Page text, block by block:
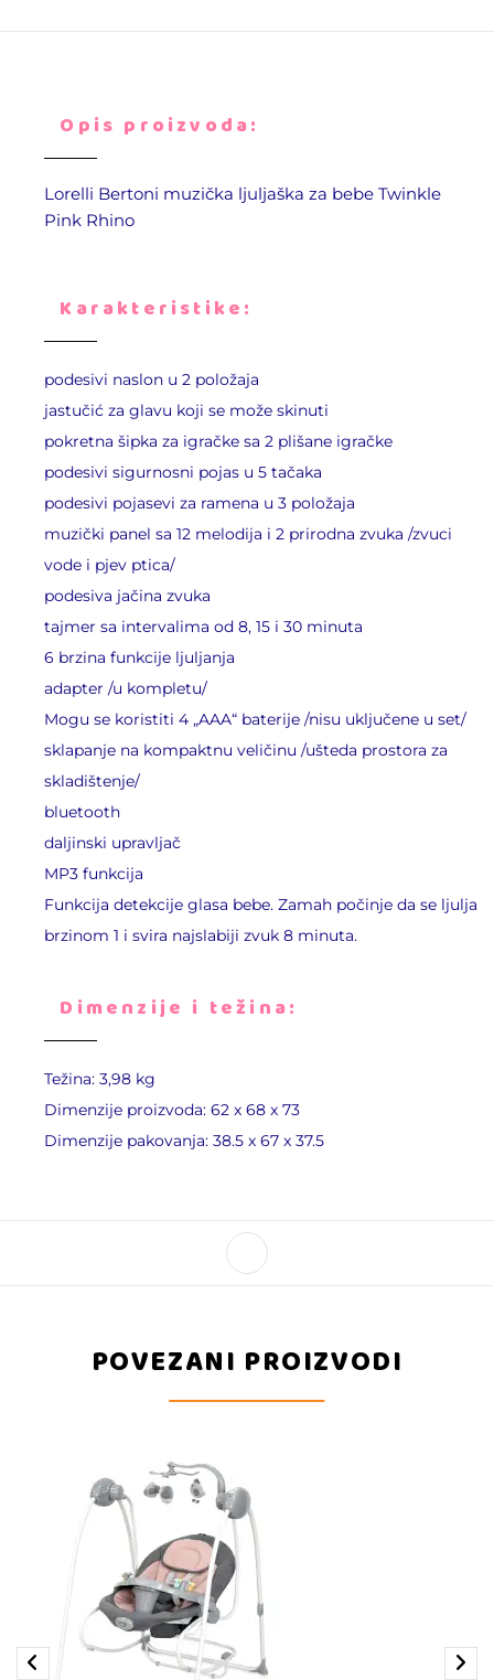
Opis proizvoda:
Lorelli Bertoni muzička ljuljaška za bebe Twinkle
Pink Rhino
Karakteristike:
podesivi naslon u 2 položaja
jastučić za glavu koji se može skinuti
pokretna šipka za igračke sa 2 plišane igračke
podesivi sigurnosni pojas u 5 tačaka
podesivi pojasevi za ramena u 3 položaja
muzički panel sa 12 melodija i 2 prirodna zvuka /zvuci
vode i pjev ptica/
podesiva jačina zvuka
tajmer sa intervalima od 8, 15 i 30 minuta
6 brzina funkcije ljuljanja
adapter /u kompletu/
Mogu se koristiti 4 „AAA“ baterije /nisu uključene u set/
sklapanje na kompaktnu veličinu /ušteda prostora za
skladištenje/
bluetooth
daljinski upravljač
MP3 funkcija
Funkcija detekcije glasa bebe. Zamah počinje da se ljulja
brzinom 1 i svira najslabiji zvuk 8 minuta.
Dimenzije i težina:
Težina: 3,98 kg
Dimenzije proizvoda: 62 x 68 x 73
Dimenzije pakovanja: 38.5 x 67 x 37.5
POVEZANI PROIZVODI